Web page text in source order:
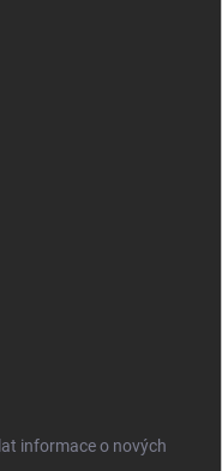
informace o nových